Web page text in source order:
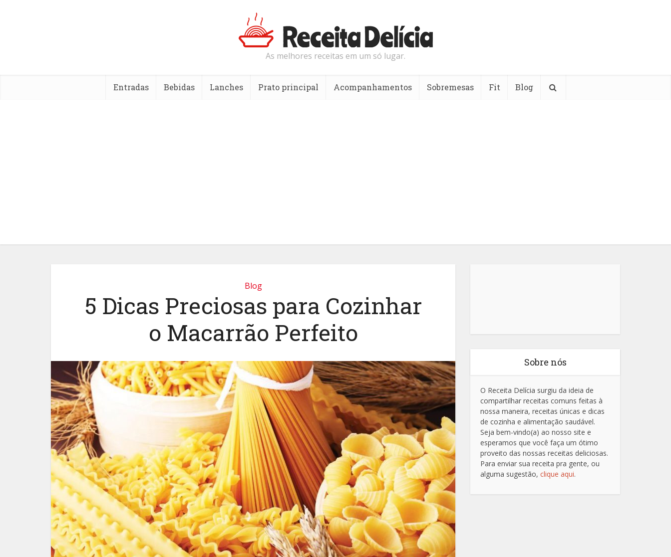
As melhores receitas em um só lugar.
Entradas Bebidas Lanches Prato principal Acompanhamentos Sobremesas Fit Blog
Blog
5 Dicas Preciosas para Cozinhar
o Macarrão Perfeito
Sobre nós
O Receita Delícia surgiu da ideia de
compartilhar receitas comuns feitas à
nossa maneira, receitas únicas e dicas
de cozinha e alimentação saudável.
Seja bem-vindo(a) ao nosso site e
esperamos que você faça um ótimo
proveito das nossas receitas deliciosas.
Para enviar sua receita pra gente, ou
alguma sugestão, clique aqui.